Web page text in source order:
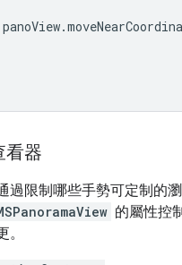
panoView.
看器
過限制哪些手勢可定制的
的屬性控
。